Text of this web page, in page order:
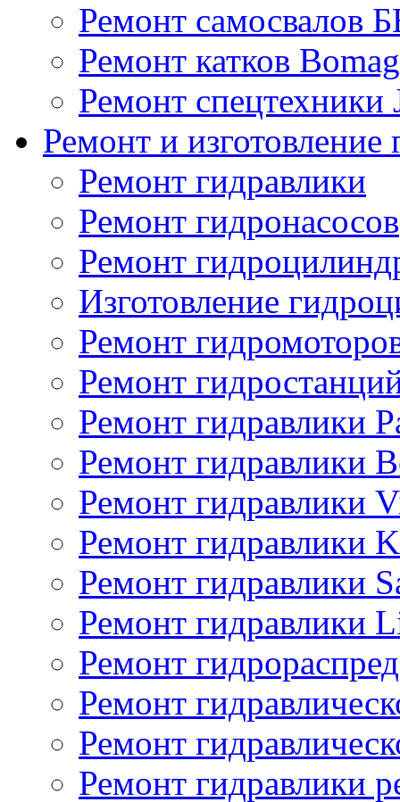
Ремонт самосвалов
Ремонт катков Bomag
Ремонт спецтехники
Ремонт и изготовление
Ремонт гидравлики
Ремонт гидронасосов
Ремонт
Изготовление
Ремонт
Ремонт
Ремонт гидравлики
Ремонт гидравлики
Ремонт гидравлики
Ремонт гидравлики
Ремонт гидравлики
Ремонт гидравлики
Ремонт
Ремонт
Ремонт
Ремонт гидравлики